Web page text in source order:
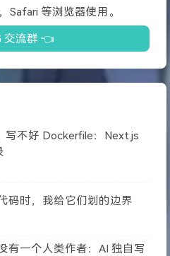
Safari 等浏览器使用。
交流群 👈
写不好 Dockerfile：Next.js
码时，我给它们划的边界
有一个人类作者：AI 独自写